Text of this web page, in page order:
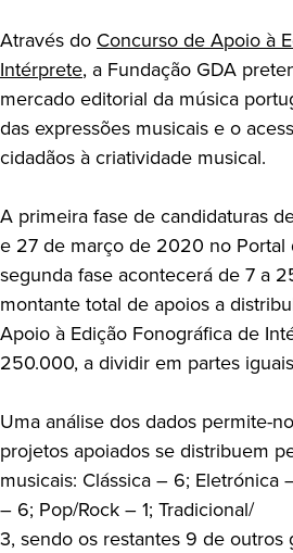
Através do Concurso de Apoio à
Intérprete, a Fundação GDA
mercado editorial da música
das expressões musicais e o
cidadãos à criatividade musical.
A primeira fase de candidaturas
e 27 de março de 2020 no Portal
segunda fase acontecerá de 7 a
montante total de apoios a
Apoio à Edição Fonográfica de
250.000, a dividir em partes
Uma análise dos dados permite-
projetos apoiados se distribuem
musicais: Clássica – 6; Eletrónica
– 6; Pop/Rock – 1;
3, sendo os restantes 9 de outros